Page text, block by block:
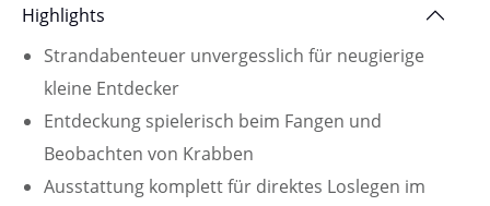
Highlights
Strandabenteuer unvergesslich für neugierige
kleine Entdecker
Entdeckung spielerisch beim Fangen und
Beobachten von Krabben
Ausstattung komplett für direktes Loslegen im